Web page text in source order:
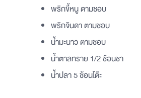
พริกขี้หนู ตามชอบ
พริกจินดา ตามชอบ
น้ำมะนาว ตามชอบ
น้ำตาลทราย 1/2 ช้อนชา
น้ำปลา 5 ช้อนโต๊ะ